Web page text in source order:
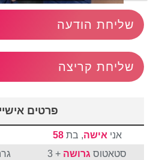
שליחת הודעה
שליחת קריצה
פרטים
אני אישה, בת58
סטאטוס גרושה + 3